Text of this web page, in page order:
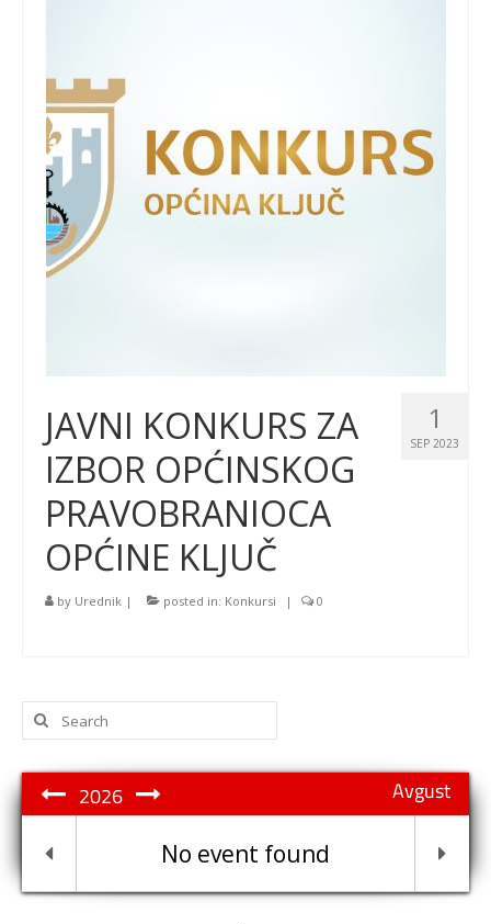
1
SEP 2023
JAVNI KONKURS ZA
IZBOR OPĆINSKOG
PRAVOBRANIOCA
OPĆINE KLJUČ
by Urednik | posted in: Konkursi | 0
Search
for:
Avgust
2026
No event found